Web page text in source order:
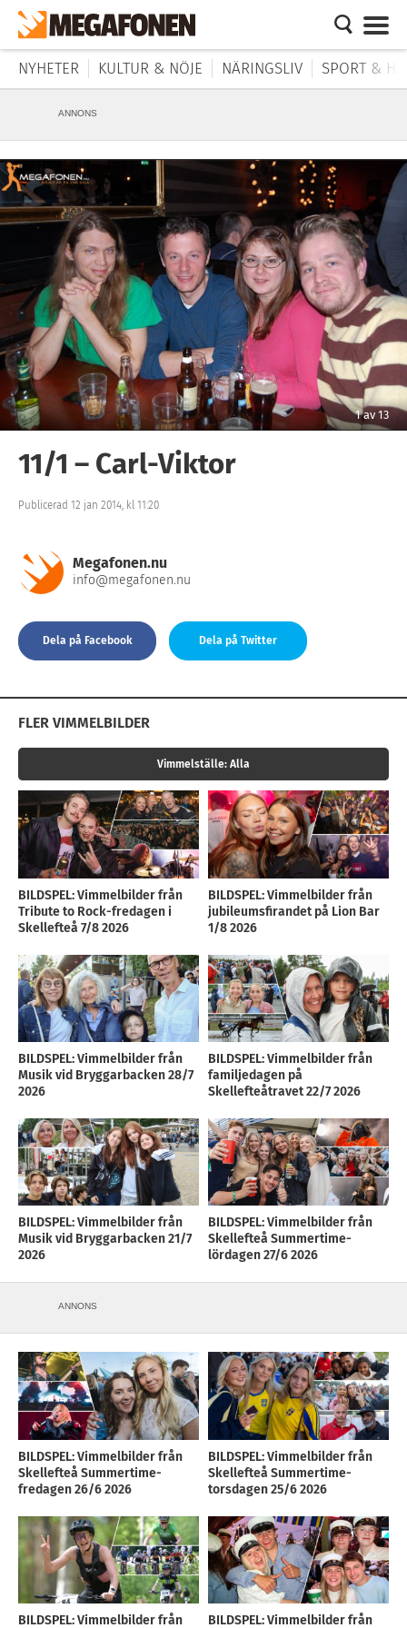
NYHETER KULTUR & NÖJE NÄRINGSLIV SPORT &
ANNONS
1av 13
11/1 – Carl-Viktor
Publicerad 12 jan 2014, kl 11:20
Megafonen.nu
info@megafonen.nu
Dela på Facebook Dela på Twitter
FLER VIMMELBILDER
Vimmelställe: Alla
BILDSPEL: Vimmelbilder från
Tribute to Rock-fredagen i
Skellefteå 7/8 2026
BILDSPEL: Vimmelbilder från
jubileumsfirandet på Lion Bar
1/8 2026
BILDSPEL: Vimmelbilder från
Musik vid Bryggarbacken 28/7
2026
BILDSPEL: Vimmelbilder från
familjedagen på
Skellefteåtravet 22/7 2026
BILDSPEL: Vimmelbilder från
Musik vid Bryggarbacken 21/7
2026
BILDSPEL: Vimmelbilder från
Skellefteå Summertime-
lördagen 27/6 2026
ANNONS
BILDSPEL: Vimmelbilder från
Skellefteå Summertime-
fredagen 26/6 2026
BILDSPEL: Vimmelbilder från
Skellefteå Summertime-
torsdagen 25/6 2026
BILDSPEL: Vimmelbilder från BILDSPEL: Vimmelbilder från